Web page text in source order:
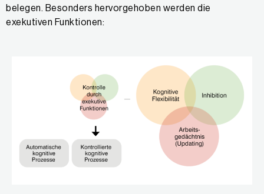
belegen. Besonders hervorgehoben werden die
exekutiven Funktionen: